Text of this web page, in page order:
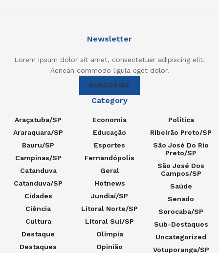
Newsletter
Lorem ipsum dolor sit amet, consectetuer adipiscing elit.
Aenean commodo ligula eget dolor.
SUBSCRIBE
Category
Araçatuba/SP
Araraquara/SP
Bauru/SP
Campinas/SP
Catanduva
Catanduva/SP
Cidades
Ciência
Cultura
Destaque
Destaques
Economia
Educação
Esportes
Fernandópolis
Geral
Hotnews
Jundiaí/SP
Litoral Norte/SP
Litoral Sul/SP
Olímpia
Opinião
Política
Ribeirão Preto/SP
São José Do Rio
Preto/SP
São José Dos
Campos/SP
Saúde
Senado
Sorocaba/SP
Sub-Destaques
Uncategorized
Votuporanga/SP